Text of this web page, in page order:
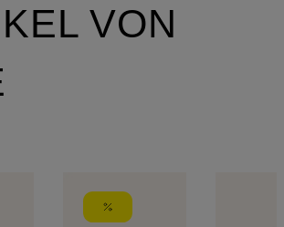
VON